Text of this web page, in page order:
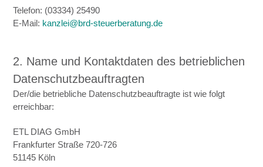
Telefon: (03334) 25490
E-Mail: kanzlei@brd-steuerberatung.de
2. Name und Kontaktdaten des betrieblichen
Datenschutzbeauftragten
Der/die betriebliche Datenschutzbeauftragte ist wie folgt
erreichbar:
ETL DIAG GmbH
Frankfurter Straße 720-726
51145 Köln